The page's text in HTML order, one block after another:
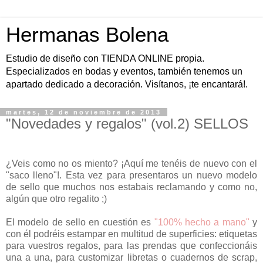
Hermanas Bolena
Estudio de diseño con TIENDA ONLINE propia.
Especializados en bodas y eventos, también tenemos un
apartado dedicado a decoración. Visítanos, ¡te encantará!.
martes, 12 de noviembre de 2013
"Novedades y regalos" (vol.2) SELLOS
¿Veis como no os miento? ¡Aquí me tenéis de nuevo con el
"saco lleno"!. Esta vez para presentaros un nuevo modelo
de sello que muchos nos estabais reclamando y como no,
algún que otro regalito ;)
El modelo de sello en cuestión es "100% hecho a mano" y
con él podréis estampar en multitud de superficies: etiquetas
para vuestros regalos, para las prendas que confeccionáis
una a una, para customizar libretas o cuadernos de scrap,